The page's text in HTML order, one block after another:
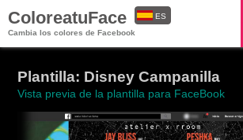
ColoreatuFace
Cambia los colores de Facebook
ES
Plantilla: Disney Campanilla
Vista previa de la plantilla para FaceBook